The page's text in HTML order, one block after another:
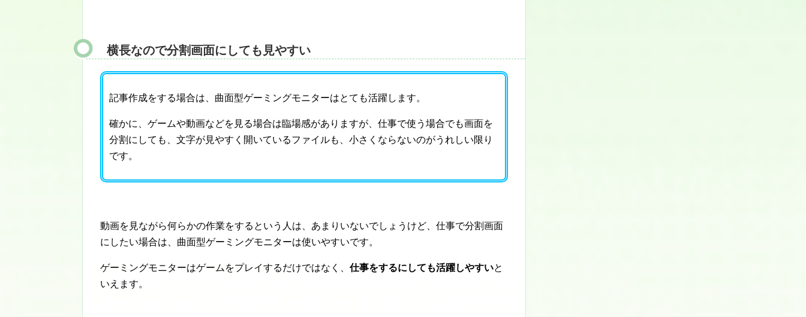
横長なので分割画面にしても見やすい
記事作成をする場合は、曲面型ゲーミングモニターはとても活躍します。
確かに、ゲームや動画などを見る場合は臨場感がありますが、仕事で使う場合でも画面を
分割にしても、文字が見やすく開いているファイルも、小さくならないのがうれしい限り
です。
動画を見ながら何らかの作業をするという人は、あまりいないでしょうけど、仕事で分割画面
にしたい場合は、曲面型ゲーミングモニターは使いやすいです。
ゲーミングモニターはゲームをプレイするだけではなく、 仕事をするにしても活躍しやすいと
いえます。